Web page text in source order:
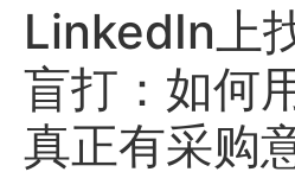
LinkedIn上
盲打：如何
真正有采购